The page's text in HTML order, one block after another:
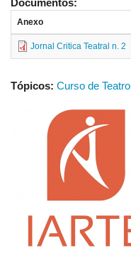
Anexo
Jornal Critica Teatral n. 2
Tópicos: Curso de Teatro